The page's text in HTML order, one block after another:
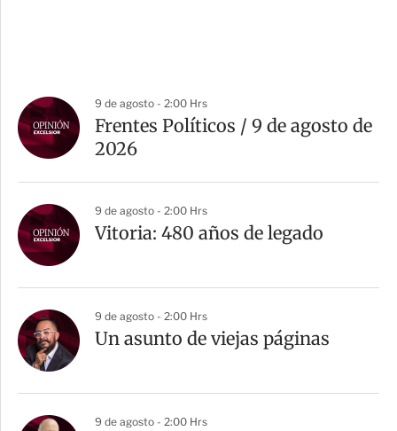
9 de agosto - 2:00 Hrs
Frentes Políticos / 9 de agosto de
2026
9 de agosto - 2:00 Hrs
Vitoria: 480 años de legado
9 de agosto - 2:00 Hrs
Un asunto de viejas páginas
9 de agosto - 2:00 Hrs